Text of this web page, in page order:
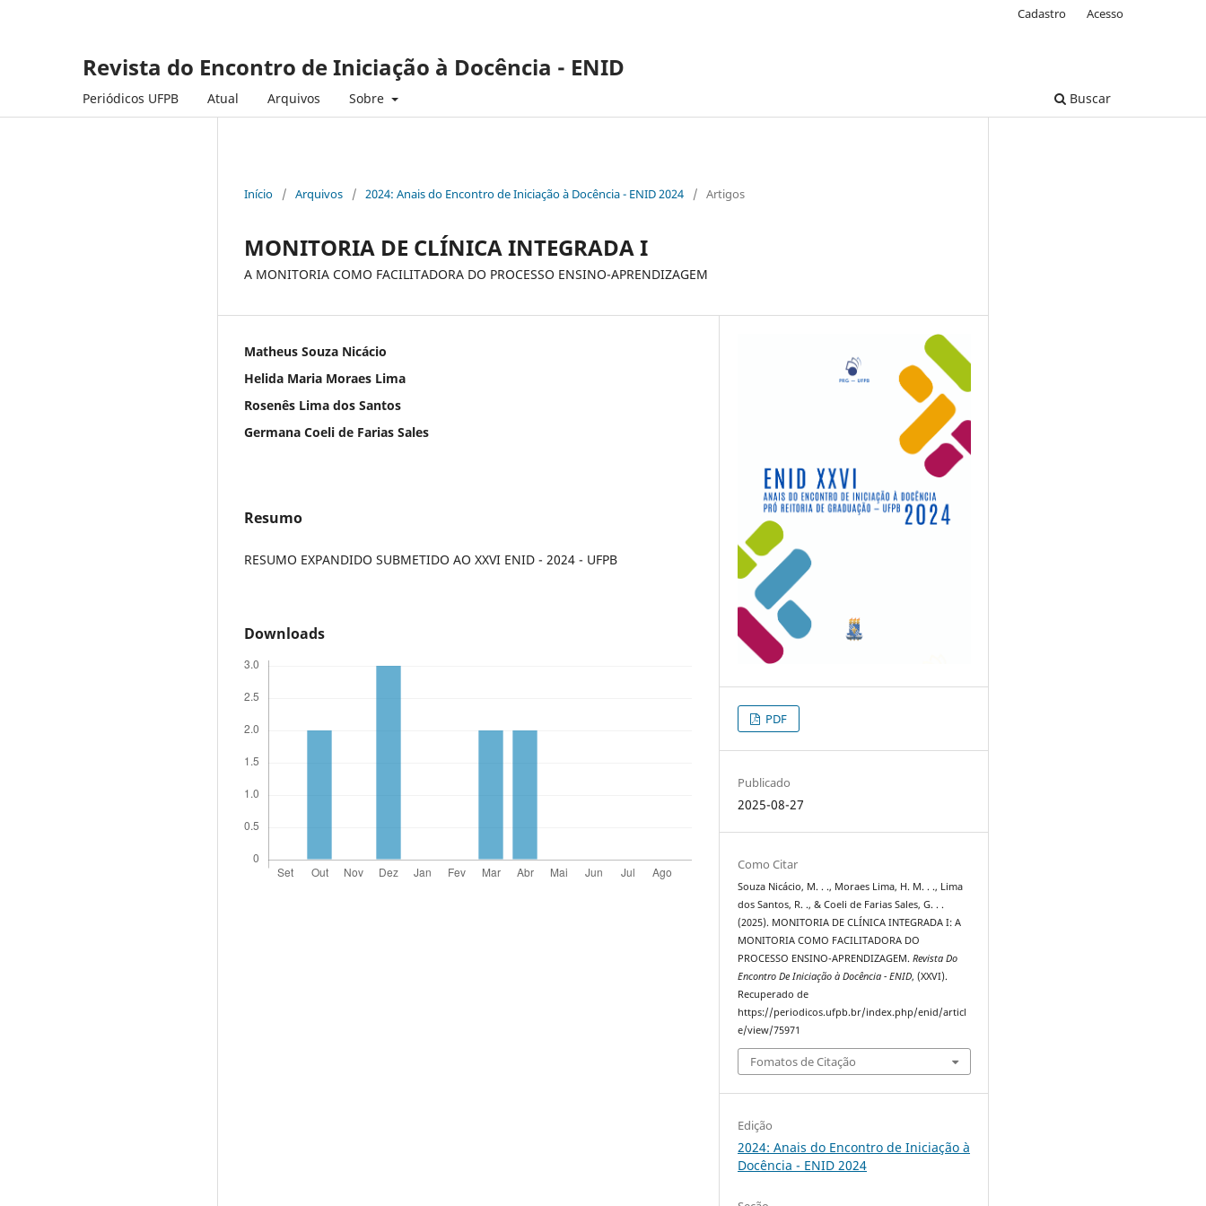
Revista do Encontro de Iniciação à Docência - ENID
Periódicos UFPB Atual Arquivos Sobre Buscar
Cadastro Acesso
Início / Arquivos / 2024: Anais do Encontro de Iniciação à Docência - ENID 2024 / Artigos
MONITORIA DE CLÍNICA INTEGRADA I
A MONITORIA COMO FACILITADORA DO PROCESSO ENSINO-APRENDIZAGEM
Matheus Souza Nicácio
Helida Maria Moraes Lima
Rosenês Lima dos Santos
Germana Coeli de Farias Sales
Resumo
RESUMO EXPANDIDO SUBMETIDO AO XXVI ENID - 2024 - UFPB
Downloads
PDF
Publicado
2025-08-27
Como Citar
Souza Nicácio, M. . ., Moraes Lima, H. M. . ., Lima
dos Santos, R. ., & Coeli de Farias Sales, G. . .
(2025). MONITORIA DE CLÍNICA INTEGRADA I: A
MONITORIA COMO FACILITADORA DO
PROCESSO ENSINO-APRENDIZAGEM.Revista Do
Encontro De Iniciação à Docência - ENID, (XXVI).
Recuperado de
https://periodicos.ufpb.br/index.php/enid/articl
e/view/75971
Fomatos de Citação
Edição
2024: Anais do Encontro de Iniciação à
Docência - ENID 2024